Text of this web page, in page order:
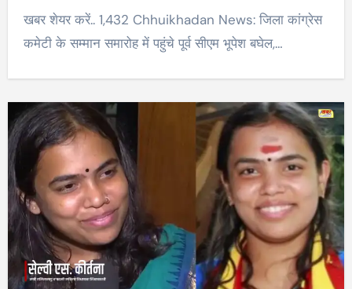
खबर शेयर करें.. 1,432 Chhuikhadan News: जिला कांग्रेस
कमेटी के सम्मान समारोह में पहुंचे पूर्व सीएम भूपेश बघेल,…